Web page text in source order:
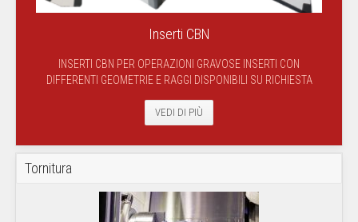
Inserti CBN
INSERTI CBN PER OPERAZIONI GRAVOSE INSERTI CON
DIFFERENTI GEOMETRIE E RAGGI DISPONIBILI SU RICHIESTA
VEDI DI PIÙ
Tornitura